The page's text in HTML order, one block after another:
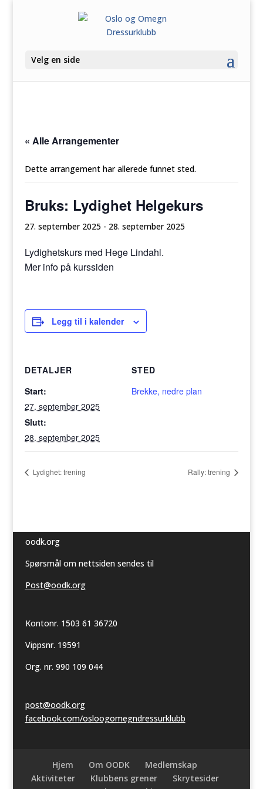
Velg en side
« Alle Arrangementer
Dette arrangement har allerede funnet sted.
Bruks: Lydighet Helgekurs
27. september 2025 - 28. september 2025
Lydighetskurs med Hege Lindahl.
Mer info på kurssiden
Legg til i kalender
DETALJER
Start:
27. september 2025
Slutt:
28. september 2025
STED
Brekke, nedre plan
Lydighet: trening Rally: trening
oodk.org
Spørsmål om nettsiden sendes til
Post@oodk.org
Kontonr. 1503 61 36720
Vippsnr. 19591
Org. nr. 990 109 044
post@oodk.org
facebook.com/osloogomegndressurklubb
Hjem Om OODK
Medlemskap
Aktiviteter
Klubbens grener
Skrytesider